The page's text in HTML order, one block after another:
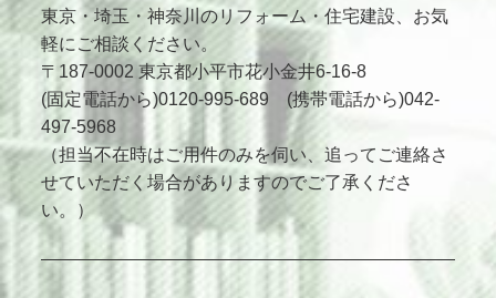
東京・埼玉・神奈川のリフォーム・住宅建設、お気
軽にご相談ください。
〒187-0002 東京都小平市花小金井6-16-8
(固定電話から)0120-995-689 (携帯電話から)042-
497-5968
（担当不在時はご用件のみを伺い、追ってご連絡さ
せていただく場合がありますのでご了承くださ
い。）